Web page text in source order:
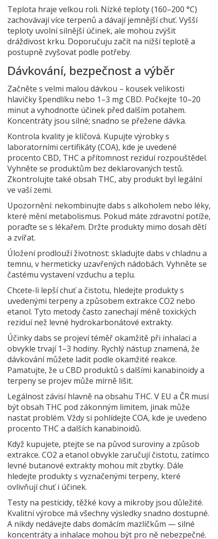
Teplota hraje velkou roli. Nízké teploty (160–200 °C)
zachovávají více terpenů a dávají jemnější chuť. Vyšší
teploty uvolní silnější účinek, ale mohou zvýšit
dráždivost krku. Doporučuju začít na nižší teplotě a
postupně zvyšovat podle potřeby.
Dávkování, bezpečnost a výběr
Začněte s velmi malou dávkou – kousek velikosti
hlavičky špendlíku nebo 1–3 mg CBD. Počkejte 10–20
minut a vyhodnoťte účinek před dalším potahem.
Koncentráty jsou silné; snadno se přežene dávka.
Kontrola kvality je klíčová. Kupujte výrobky s
laboratorními certifikáty (COA), kde je uvedené
procento CBD, THC a přítomnost reziduí rozpouštědel.
Vyhněte se produktům bez deklarovaných testů.
Zkontrolujte také obsah THC, aby produkt byl legální
ve vaší zemi.
Upozornění: nekombinujte dabs s alkoholem nebo léky,
které mění metabolismus. Pokud máte zdravotní potíže,
poraďte se s lékařem. Držte produkty mimo dosah dětí
a zvířat.
Úložení prodlouží životnost: skladujte dabs v chladnu a
temnu, v hermeticky uzavřených nádobách. Vyhněte se
častému vystavení vzduchu a teplu.
Chcete-li lepší chuť a čistotu, hledejte produkty s
uvedenými terpeny a způsobem extrakce CO2 nebo
etanol. Tyto metody často zanechají méně toxických
reziduí než levné hydrokarbonátové extrakty.
Účinky dabs se projeví téměř okamžitě při inhalaci a
obvykle trvají 1–3 hodiny. Rychlý nástup znamená, že
dávkování můžete ladit podle okamžité reakce.
Pamatujte, že u CBD produktů s dalšími kanabinoidy a
terpeny se projev může mírně lišit.
Legálnost závisí hlavně na obsahu THC. V EU a ČR musí
být obsah THC pod zákonným limitem, jinak může
nastat problém. Vždy si pohlídejte COA, kde je uvedeno
procento THC a dalších kanabinoidů.
Když kupujete, ptejte se na původ suroviny a způsob
extrakce. CO2 a etanol obvykle zaručují čistotu, zatímco
levné butanové extrakty mohou mít zbytky. Dále
hledejte produkty s vyznačenými terpeny, které
ovlivňují chuť i účinek.
Testy na pesticidy, těžké kovy a mikroby jsou důležité.
Kvalitní výrobce má všechny výsledky snadno dostupné.
A nikdy nedávejte dabs domácím mazlíčkům — silné
koncentráty a inhalace mohou být pro ně nebezpečné.